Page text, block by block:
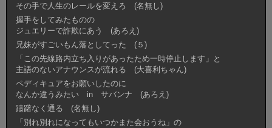
その手で人生のレールを変えろ (名無し)
握手をしてみたものの
ジュエリーで詐欺にあう (あろえ)
兄妹がすごいもん落としてった (５)
「この先線路内立ち入りがあったため一時停止します」と
主語のないアナウンスが流れる (大喜利ちゃん)
ペディキュアをお願いしたのに
なんか違うみたい in サバンナ (あろえ)
躊躇なく通る (名無し)
「別れ別れになってもいつかまた会おうね」の